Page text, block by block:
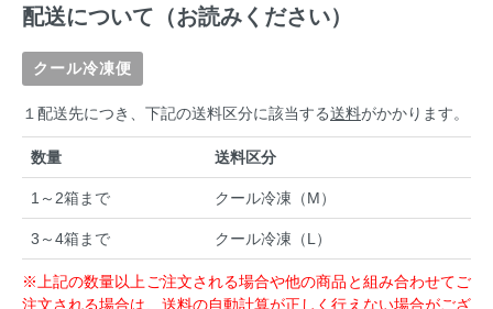
配送について（お読みください）
クール冷凍便
１配送先につき、下記の送料区分に該当する送料がかかります。
数量 送料区分
1～2箱まで クール冷凍（M）
3～4箱まで クール冷凍（L）
※上記の数量以上ご注文される場合や他の商品と組み合わせてご
注文される場合は、送料の自動計算が正しく行えない場合がござ